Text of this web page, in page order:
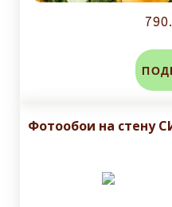
Фотообои на стену